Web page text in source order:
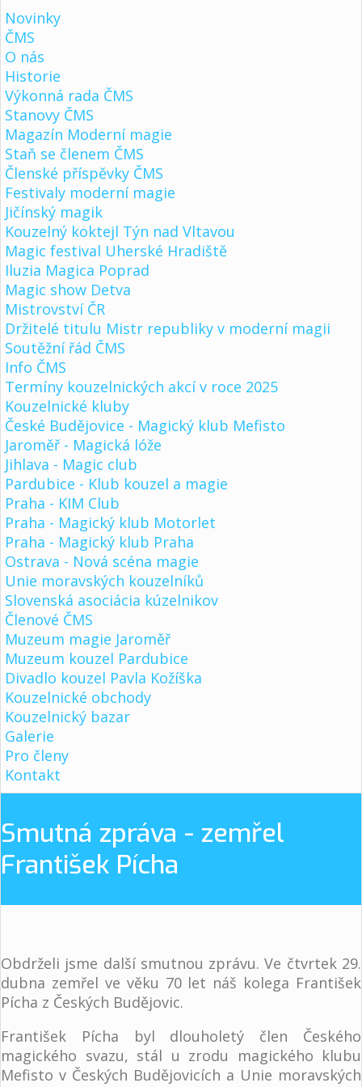
Novinky
ČMS
O nás
Historie
Výkonná rada ČMS
Stanovy ČMS
Magazín Moderní magie
Staň se členem ČMS
Členské příspěvky ČMS
Festivaly moderní magie
Jičínský magik
Kouzelný koktejl Týn nad Vltavou
Magic festival Uherské Hradiště
Iluzia Magica Poprad
Magic show Detva
Mistrovství ČR
Držitelé titulu Mistr republiky v moderní magii
Soutěžní řád ČMS
Info ČMS
Termíny kouzelnických akcí v roce 2025
Kouzelnické kluby
České Budějovice - Magický klub Mefisto
Jaroměř - Magická lóže
Jihlava - Magic club
Pardubice - Klub kouzel a magie
Praha - KIM Club
Praha - Magický klub Motorlet
Praha - Magický klub Praha
Ostrava - Nová scéna magie
Unie moravských kouzelníků
Slovenská asociácia kúzelnikov
Členové ČMS
Muzeum magie Jaroměř
Muzeum kouzel Pardubice
Divadlo kouzel Pavla Kožíška
Kouzelnické obchody
Kouzelnický bazar
Galerie
Pro členy
Kontakt
Smutná zpráva - zemřel
František Pícha
Obdrželi jsme další smutnou zprávu. Ve čtvrtek 29.
dubna zemřel ve věku 70 let náš kolega František
Pícha z Českých Budějovic.
František Pícha byl dlouholetý člen Českého
magického svazu, stál u zrodu magického klubu
Mefisto v Českých Budějovicích a Unie moravských